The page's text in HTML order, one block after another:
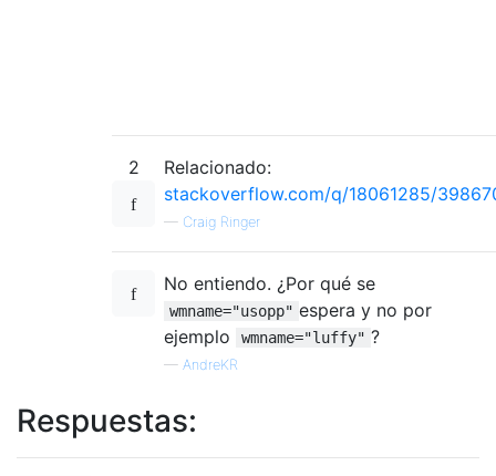
2
Relacionado:
stackoverflow.com/q/18061285/
— Craig Ringer
No entiendo. ¿Por qué se
wmname="usopp" espera y no por
ejemplo
wmname="luffy" ?
— AndreKR
Respuestas: